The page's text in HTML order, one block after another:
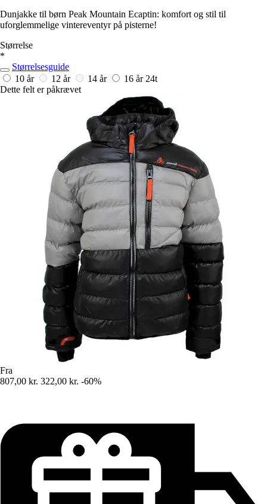
Dunjakke til børn Peak Mountain Ecaptin: komfort og stil til
uforglemmelige vintereventyr på pisterne!
Størrelse
*
Størrelsesguide
10 år
12 år 14 år 16 år 24t
Dette felt er påkrævet
Fra
807,00 kr. 322,00 kr. -60%